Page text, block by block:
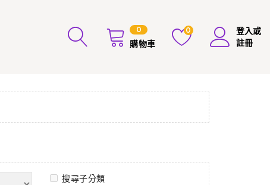
0
購物車
0
登入或
註冊
搜尋子分類